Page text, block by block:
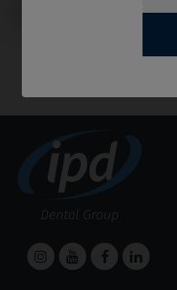
Sweden & Martina® Premium™